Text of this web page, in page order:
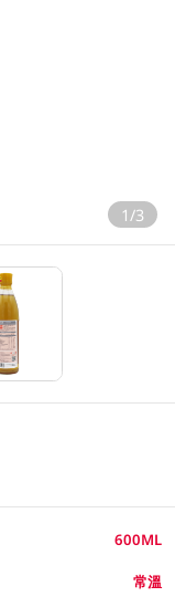
1/3
600ML
常溫